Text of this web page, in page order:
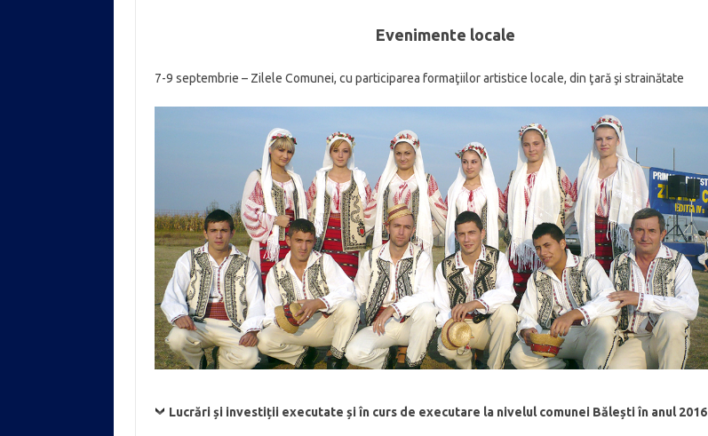
Evenimente locale
7-9 septembrie – Zilele Comunei, cu participarea formaţiilor artistice locale, din ţară şi strainătate
Lucrări și investiții executate și în curs de executare la nivelul comunei Bălești în anul2016